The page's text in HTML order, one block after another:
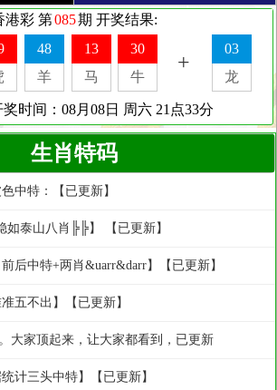
生肖特码
中特：【已更新】
泰山八肖╠╠】 【已更新】
后中特+两肖&uarr&darr】【已更新】
五不出】【已更新】
大家顶起来，让大家都看到，已更新
计三头中特】【已更新】